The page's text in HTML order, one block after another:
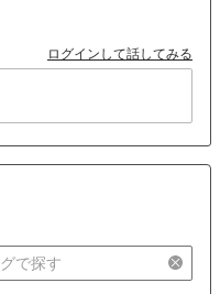
ログインして話してみる